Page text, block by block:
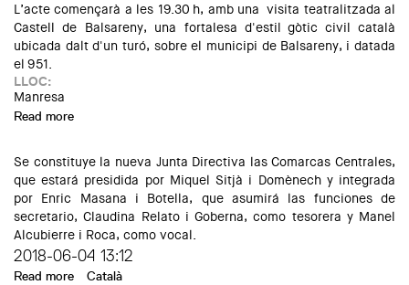
L’acte començarà a les 19.30 h, amb una visita teatralitzada al
Castell de Balsareny, una fortalesa d'estil gòtic civil català
ubicada dalt d'un turó, sobre el municipi de Balsareny, i datada
el 951.
LLOC:
Manresa
Read more
Se constituye la nueva Junta Directiva las Comarcas Centrales,
que estará presidida por Miquel Sitjà i Domènech y integrada
por Enric Masana i Botella, que asumirá las funciones de
secretario, Claudina Relato i Goberna, como tesorera y Manel
Alcubierre i Roca, como vocal.
2018-06-04 13:12
Read more about Constitución de la nueva Junta Directiva de la
Català